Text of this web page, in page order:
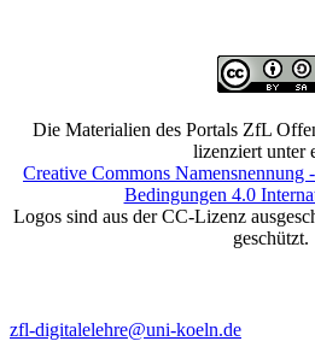
Die Materialien des Portals ZfL
lizenziert unter
Creative Commons Namensnennung
Bedingungen 4.0
Logos sind aus der CC-Lizenz
geschützt.
zfl-digitalelehre@uni-koeln.de